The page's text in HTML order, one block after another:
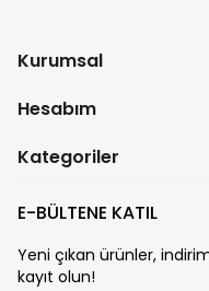
Kurumsal
Hesabım
Kategoriler
E-BÜLTENE KATIL
Yeni çıkan ürünler,
kayıt olun!